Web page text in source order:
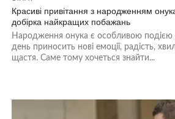
Красиві привітання з народженням
добірка найкращих побажань
Народження онука є особливою подією
день приносить нові емоції, радість,
щастя. Саме тому хочеться знайти...